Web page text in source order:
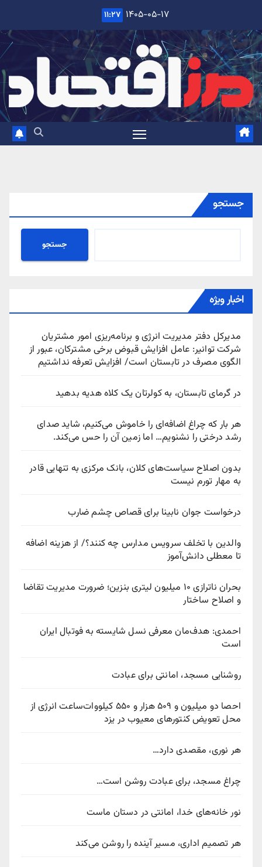
content
۱۴۰۵-۰۵-۱۷ ۱۱:۲۷
جستجو
جستجو
اخبار ویژه
مدیرکل دفتر مدیریت انرژی و برنامه‌ریزی امور مشتریان
شرکت توانیر: عامل افزایش قبوض برخی مشترکان، عبور از
الگوی مصرف در تابستان است/ افزایش تعرفه نداشتیم
در گرمای تابستان، به کولرتان یک کلاه هدیه بدهید
هر بار که چراغ اضافه‌ای را خاموش می‌کنیم، شاید صدای
رشد درختی را نشنویم… اما زمین آن را حس می‌کند.
بدون اصلاح سیاست‌های کلان، بانک مرکزی به تنهایی قادر
به مهار تورم نیست
درخواست جوان نابینا برای قصاص چشم ضارب
والدین با تخلف سرویس مدارس چه کنند؟/ از هزینه اضافه
تا معطلی دانش‌آموز
بحران ناترازی ۱۰ میلیون لیتری بنزین؛ ضرورت مدیریت تقاضا
و اصلاح ساختار
احمدی: هدف‌مان معرفی نسل شایسته به فوتبال ایران
است
روشنایی مسجد، امانتی برای عبادت
احصا دو میلیون و ۵۰۹ هزار و ۵۵۰ کیلووات‌ساعت انرژی از
محل تعویض کنتورهای معیوب در یزد
هر نوری، مقصدی دارد…
چراغ مسجد، برای عبادت روشن است…
نور خانه‌های خدا، امانتی در دستان ماست
هر تصمیم اداری، مسیر آینده را روشن می‌کند